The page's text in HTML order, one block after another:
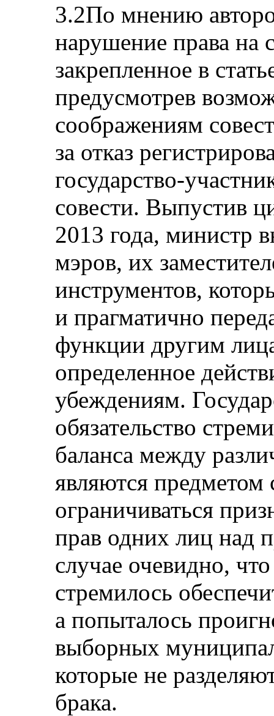
3.2По мнению
нарушение права на
закрепленное в
предусмотрев
соображениям
за отказ
государство-
совести. Выпустив
2013 года, министр
мэров, их
инструментов,
и прагматично
функции другим
определенное
убеждениям.
обязательство
баланса между
являются предметом
ограничиваться
прав одних лиц над
случае очевидно,
стремилось
а попыталось
выборных
которые не
брака.